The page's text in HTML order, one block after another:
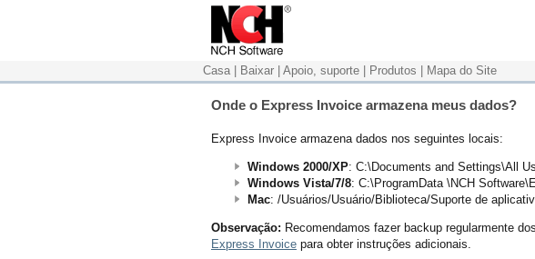
Casa Baixar Apoio, suporte Produtos Mapa do Site
Onde o Express Invoice armazena meus dados?
Express Invoice armazena dados nos seguintes locais:
Windows 2000/XP: C:\Documents and Settings\All
Windows Vista/7/8: C:\ProgramData \NCH
Mac: /Usuários/Usuário/Biblioteca/Suporte de
Observação: Recomendamos fazer backup regularmente
Express Invoice para obter instruções adicionais.